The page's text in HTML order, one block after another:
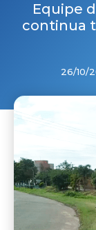
Equipe
continua
26/10/